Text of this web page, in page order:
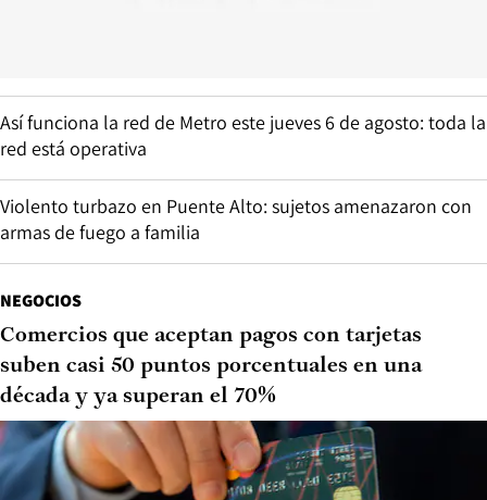
Así funciona la red de Metro este jueves 6 de agosto: toda la
red está operativa
Violento turbazo en Puente Alto: sujetos amenazaron con
armas de fuego a familia
NEGOCIOS
Comercios que aceptan pagos con tarjetas
suben casi 50 puntos porcentuales en una
década y ya superan el 70%